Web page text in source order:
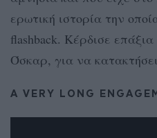
ερωτική ιστορία την
flashback. Κέρδισε
Όσκαρ, για να
A VERY LONG